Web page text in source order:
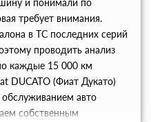
и понимали по
требует внимания.
в ТС последних серий
проводить анализ
каждые 15 000 км
DUCATO (Фиат Дукато)
авто
собственным